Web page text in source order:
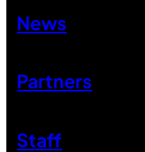
News
Partners
Staff